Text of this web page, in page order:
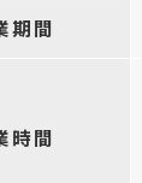
期間
時間